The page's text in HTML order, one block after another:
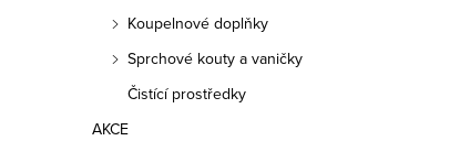
Koupelnové doplňky
Sprchové kouty a vaničky
Čistící prostředky
AKCE